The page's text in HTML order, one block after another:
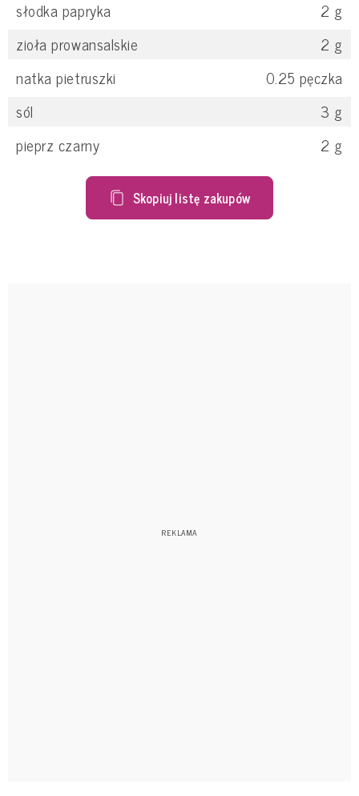
słodka papryka
2 g
zioła prowansalskie
2 g
natka pietruszki
0.25 pęczka
sól
3 g
pieprz czarny
2 g
Skopiuj listę zakupów